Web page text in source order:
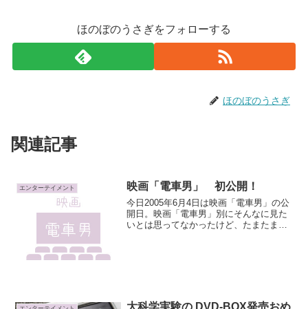
ほのぼのうさぎをフォローする
ほのぼのうさぎ
関連記事
エンターテイメント 映画「電車男」 初公開！
今日2005年6月4日は映画「電車男」の公
開日。映画「電車男」別にそんなに見た
いとは思ってなかったけど、たまたま昨